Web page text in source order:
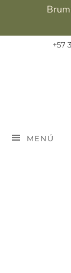
+57
MENÚ